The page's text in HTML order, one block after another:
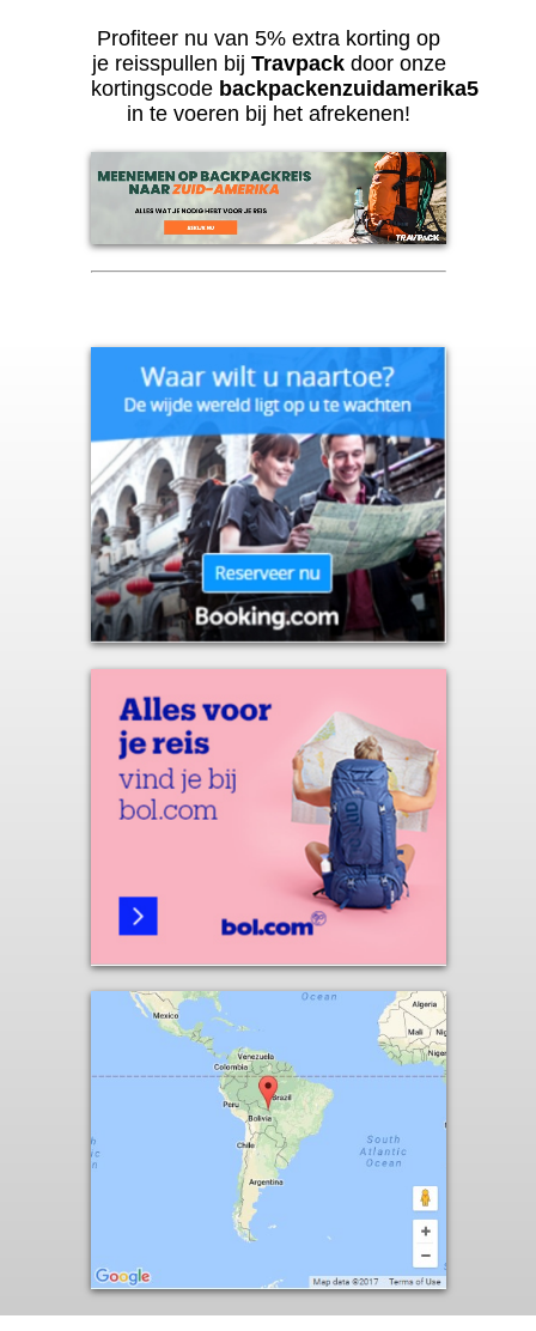
Profiteer nu van 5% extra korting op
je reisspullen bij Travpackdoor onze
kortingscode backpackenzuidamerika5
in te voeren bij het afrekenen!